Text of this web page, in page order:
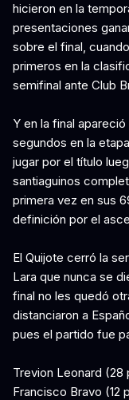
hicieron en la
presentaciones
sobre el final,
primeros en la
semifinal ante Club
Y en la final
segundos en la
jugar por el título
santiaguinos
primera vez en sus
definición por el
El Quijote cerró la
Lara que nunca se
final no les quedó
distanciaron a
pues el partido fue
Trevion Leonard (28
Francisco Bravo (12